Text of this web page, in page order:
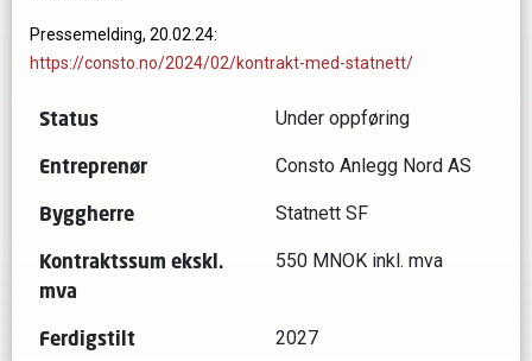
Pressemelding, 20.02.24:
https://consto.no/2024/02/kontrakt-med-statnett/
Status Under oppføring
Entreprenør Consto Anlegg Nord AS
Byggherre Statnett SF
Kontraktssum ekskl.
mva
550 MNOK inkl. mva
Ferdigstilt 2027